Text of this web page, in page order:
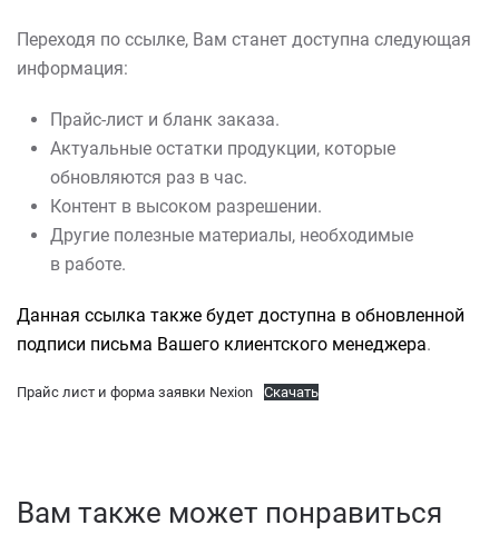
Переходя по ссылке, Вам станет доступна следующая
информация:
Прайс-лист и бланк заказа.
Актуальные остатки продукции, которые
обновляются раз в час.
Контент в высоком разрешении.
Другие полезные материалы, необходимые
в работе.
Данная ссылка также будет доступна в обновленной
подписи письма Вашего клиентского менеджера.
Прайс лист и форма заявки Nexion Скачать
Вам также может понравиться